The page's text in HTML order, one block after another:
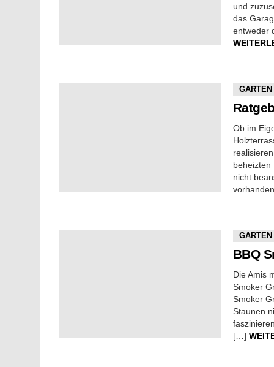
und
das
entweder
Ob im
beheizten
nicht
BBQ
Die Amis
Smoker
Smoker
Staunen
[…]